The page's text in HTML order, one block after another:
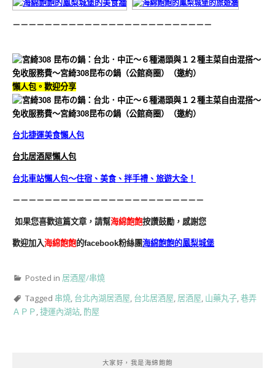
－－－－－－－－－－－－－－－－－－－－－－－－－
懶人包。歡迎分享
台北捷運美食懶人包
台北居酒屋懶人包
台北車站懶人包～住宿、美食、拌手禮、旅遊大全！
－－－－－－－－－－－－－－－－－－－－－－－－
如果您喜歡這篇文章，請幫海綿飽飽按讚鼓勵，感謝您
歡迎加入海綿飽飽的facebook粉絲團海綿飽飽的鳳梨城堡
Posted in 居酒屋/串燒
Tagged 串燒, 台北內湖居酒屋, 台北居酒屋, 居酒屋, 山藥丸子,巷弄
ＡＰＰ,捷運內湖站,酌屋
大家好，我是海綿飽飽